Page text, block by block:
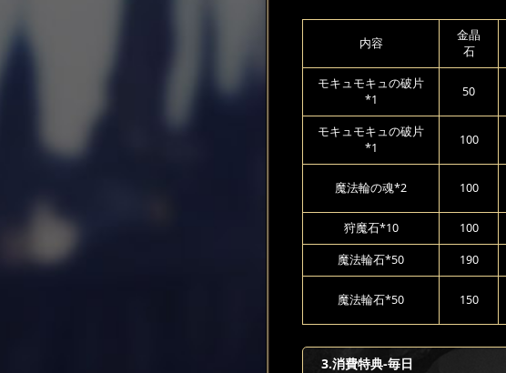
内容
金晶
石
モキュモキュの破片
*1
50
モキュモキュの破片
*1
100
魔法輪の魂*2 100
狩魔石*10 100
魔法輪石*50 190
魔法輪石*50 150
3.消費特典-毎日